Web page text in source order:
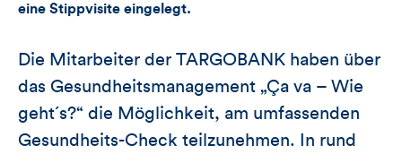
Artikels
eine Stippvisite eingelegt.
Die Mitarbeiter der TARGOBANK haben über
das Gesundheitsmanagement „Ça va – Wie
geht´s?“ die Möglichkeit, am umfassenden
Gesundheits-Check teilzunehmen. In rund